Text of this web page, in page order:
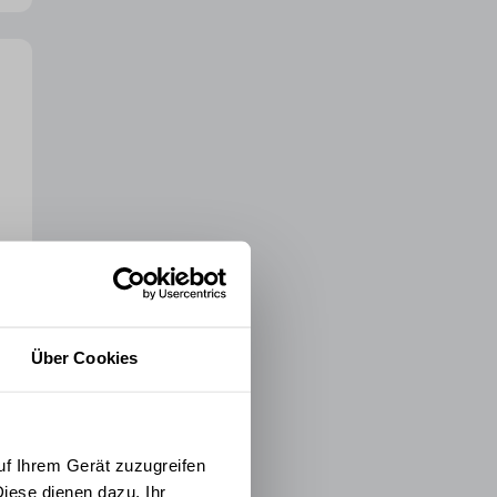
Über Cookies
Ihrem Gerät zuzugreifen
dienen dazu, Ihr